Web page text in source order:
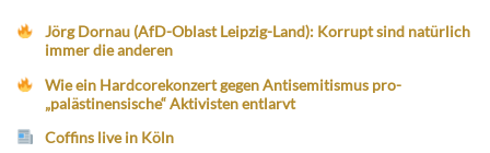
Jörg Dornau (AfD-Oblast Leipzig-Land): Korrupt sind natürlich
immer die anderen
Wie ein Hardcorekonzert gegen Antisemitismus pro-
„palästinensische“ Aktivisten entlarvt
Coffins live in Köln